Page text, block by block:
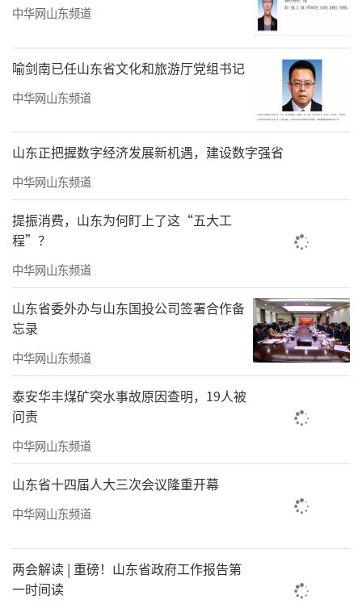
中华网山东频道
喻剑南已任山东省文化和旅游厅党组书记
中华网山东频道
山东正把握数字经济发展新机遇，建设数字强省
中华网山东频道
提振消费，山东为何盯上了这“五大工
程”？
中华网山东频道
山东省委外办与山东国投公司签署合作备
忘录
中华网山东频道
泰安华丰煤矿突水事故原因查明，19人被
问责
中华网山东频道
山东省十四届人大三次会议隆重开幕
中华网山东频道
两会解读 | 重磅！山东省政府工作报告第
一时间读